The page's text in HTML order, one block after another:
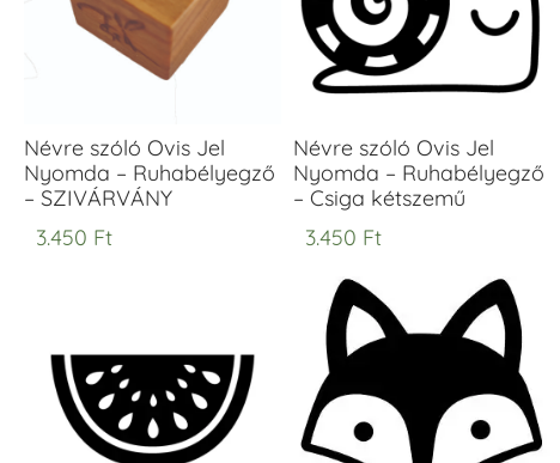
Névre szóló Ovis Jel
Nyomda – Ruhabélyegző
– SZIVÁRVÁNY
3.450 Ft
Névre szóló Ovis Jel
Nyomda – Ruhabélyegző
– Csiga kétszemű
3.450 Ft